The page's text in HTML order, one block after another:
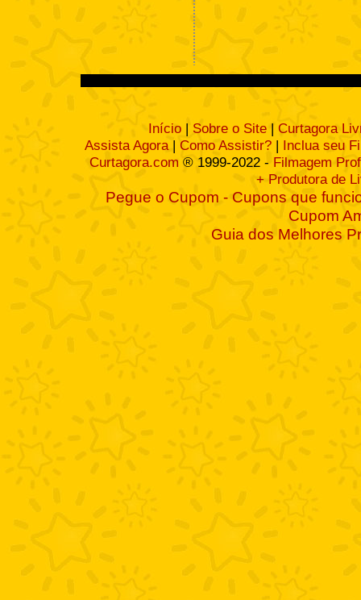
Início | Sobre o Site | Curtagora
Assista Agora| Como Assistir? | Inclua seu
Curtagora.com ® 1999-2022 - Filmagem
+ Produtora de
Pegue o Cupom - Cupons que
Cupom
Guia dos Melhores